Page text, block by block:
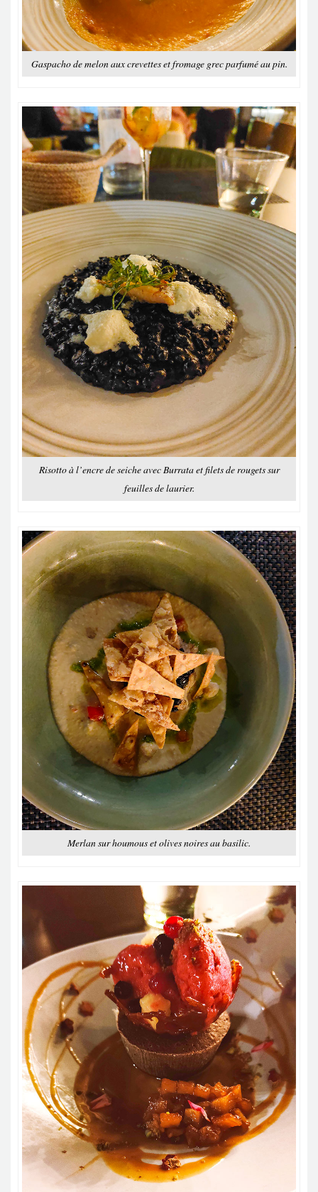
Gaspacho de melon aux crevettes et fromage grec parfumé au pin.
Risotto à l’encre de seiche avec Burrata et filets de rougets sur
feuilles de laurier.
Merlan sur houmous et olives noires au basilic.